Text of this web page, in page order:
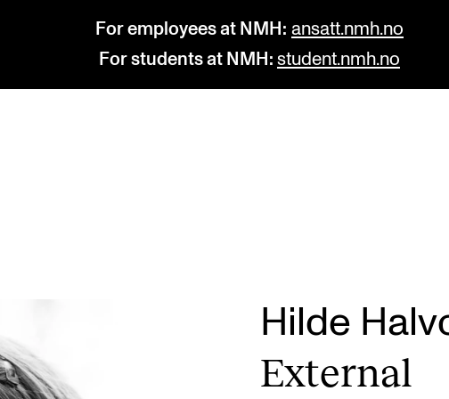
For employees at NMH: ansatt.nmh.no
For students at NMH: student.nmh.no
Departments and DisciplinesHilde
Extern­al